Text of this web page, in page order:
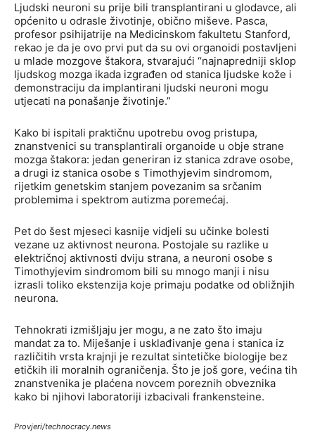
Ljudski neuroni su prije bili transplantirani u glodavce, ali
općenito u odrasle životinje, obično miševe. Pasca,
profesor psihijatrije na Medicinskom fakultetu Stanford,
rekao je da je ovo prvi put da su ovi organoidi postavljeni
u mlade mozgove štakora, stvarajući “najnapredniji sklop
ljudskog mozga ikada izgrađen od stanica ljudske kože i
demonstraciju da implantirani ljudski neuroni mogu
utjecati na ponašanje životinje.”
Kako bi ispitali praktičnu upotrebu ovog pristupa,
znanstvenici su transplantirali organoide u obje strane
mozga štakora: jedan generiran iz stanica zdrave osobe,
a drugi iz stanica osobe s Timothyjevim sindromom,
rijetkim genetskim stanjem povezanim sa srčanim
problemima i spektrom autizma poremećaj.
Pet do šest mjeseci kasnije vidjeli su učinke bolesti
vezane uz aktivnost neurona. Postojale su razlike u
električnoj aktivnosti dviju strana, a neuroni osobe s
Timothyjevim sindromom bili su mnogo manji i nisu
izrasli toliko ekstenzija koje primaju podatke od obližnjih
neurona.
Tehnokrati izmišljaju jer mogu, a ne zato što imaju
mandat za to. Miješanje i usklađivanje gena i stanica iz
različitih vrsta krajnji je rezultat sintetičke biologije bez
etičkih ili moralnih ograničenja. Što je još gore, većina tih
znanstvenika je plaćena novcem poreznih obveznika
kako bi njihovi laboratoriji izbacivali frankensteine.
Provjeri/technocracy.news